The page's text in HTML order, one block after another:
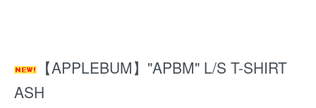
【APPLEBUM】"APBM" L/S T-SHIRT
ASH